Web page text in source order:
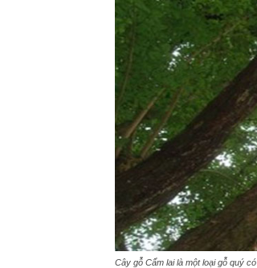
Cây gỗ Cẩm lai là một loại gỗ quý